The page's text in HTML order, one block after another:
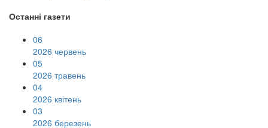
Останні газети
06
2026 червень
05
2026 травень
04
2026 квітень
03
2026 березень